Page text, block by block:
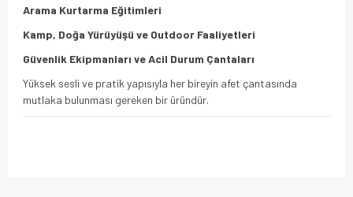
Arama Kurtarma Eğitimleri
Kamp, Doğa Yürüyüşü ve Outdoor Faaliyetleri
Güvenlik Ekipmanları ve Acil Durum Çantaları
Yüksek sesli ve pratik yapısıyla her bireyin afet çantasında
mutlaka bulunması gereken bir üründür.